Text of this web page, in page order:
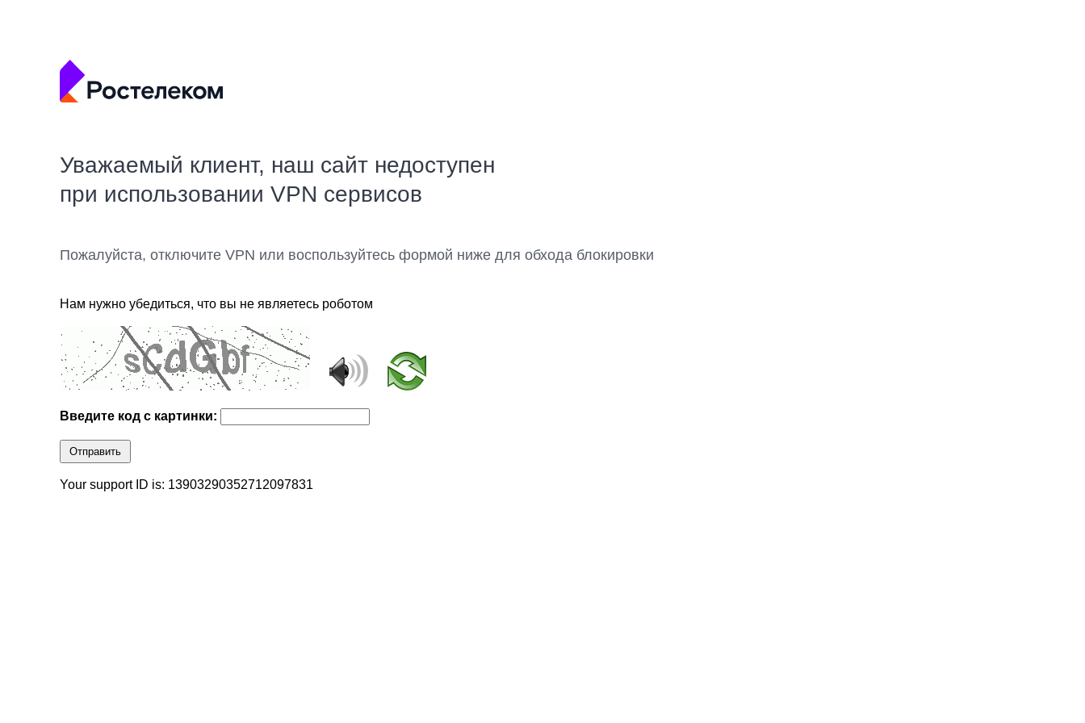
Уважаемый клиент, наш сайт недоступен
при использовании VPN сервисов
Пожалуйста, отключите VPN или воспользуйтесь формой ниже для обхода блокировки
Нам нужно убедиться, что вы не являетесь роботом
Введите код с картинки:
Отправить
Your support ID is: 13903290352712097831